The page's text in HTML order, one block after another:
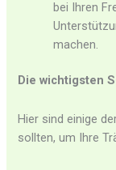
bei Ihren
machen.
Die wichtigsten
Hier sind einige
sollten, um Ihre